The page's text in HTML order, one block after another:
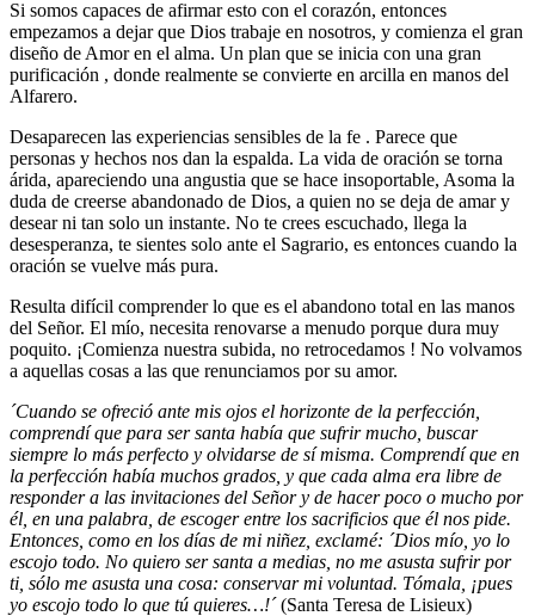
Si somos capaces de afirmar esto con el corazón, entonces
empezamos a dejar que Dios trabaje en nosotros, y comienza el gran
diseño de Amor en el alma. Un plan que se inicia con una gran
purificación , donde realmente se convierte en arcilla en manos del
Alfarero.
Desaparecen las experiencias sensibles de la fe . Parece que
personas y hechos nos dan la espalda. La vida de oración se torna
árida, apareciendo una angustia que se hace insoportable, Asoma la
duda de creerse abandonado de Dios, a quien no se deja de amar y
desear ni tan solo un instante. No te crees escuchado, llega la
desesperanza, te sientes solo ante el Sagrario, es entonces cuando la
oración se vuelve más pura.
Resulta difícil comprender lo que es el abandono total en las manos
del Señor. El mío, necesita renovarse a menudo porque dura muy
poquito. ¡Comienza nuestra subida, no retrocedamos ! No volvamos
a aquellas cosas a las que renunciamos por su amor.
´Cuando se ofreció ante mis ojos el horizonte de la perfección,
comprendí que para ser santa había que sufrir mucho, buscar
siempre lo más perfecto y olvidarse de sí misma. Comprendí que en
la perfección había muchos grados, y que cada alma era libre de
responder a las invitaciones del Señor y de hacer poco o mucho por
él, en una palabra, de escoger entre los sacrificios que él nos pide.
Entonces, como en los días de mi niñez, exclamé: ´Dios mío, yo lo
escojo todo. No quiero ser santa a medias, no me asusta sufrir por
ti, sólo me asusta una cosa: conservar mi voluntad. Tómala, ¡pues
yo escojo todo lo que tú quieres…!´(Santa Teresa de Lisieux)